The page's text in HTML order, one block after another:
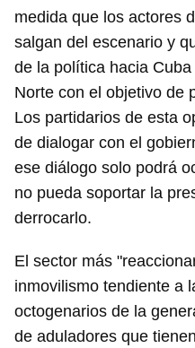
medida que los actores
salgan del escenario y
de la política hacia
Norte con el objetivo de
Los partidarios de esta
de dialogar con el
ese diálogo solo podrá
no pueda soportar la
derrocarlo.
El sector más
inmovilismo tendiente a
octogenarios de la
de aduladores que